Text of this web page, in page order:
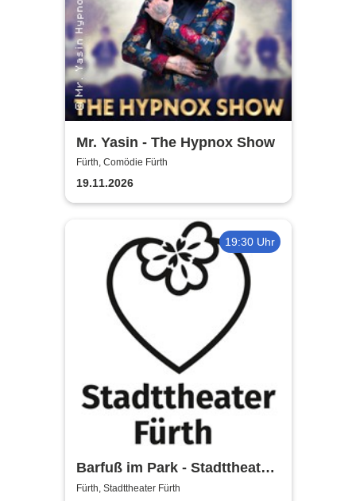
Mr. Yasin - The Hypnox Show
Fürth, Comödie Fürth
19.11.2026
19:30 Uhr
Barfuß im Park - Stadttheater
Fürth
Fürth, Stadttheater Fürth